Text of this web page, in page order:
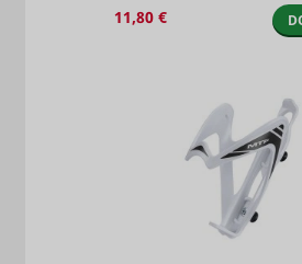
11,80 €